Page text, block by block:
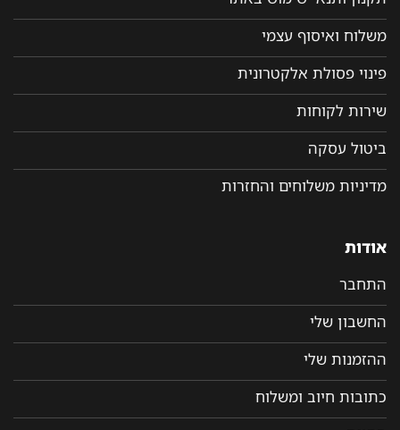
משלוח ואיסוף עצמי
פינוי פסולת אלקטרונית
שירות לקוחות
ביטול עסקה
מדיניות משלוחים והחזרות
אודות
התחבר
החשבון שלי
ההזמנות שלי
כתובות חיוב ומשלוח